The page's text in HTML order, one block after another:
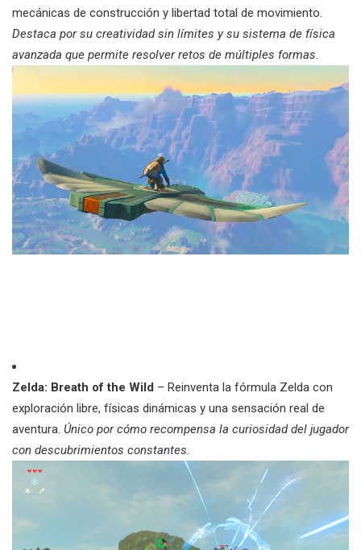
mecánicas de construcción y libertad total de movimiento.
Destaca por su creatividad sin límites y su sistema de física
avanzada que permite resolver retos de múltiples formas.
Zelda: Breath of the Wild – Reinventa la fórmula Zelda con
exploración libre, físicas dinámicas y una sensación real de
aventura. Único por cómo recompensa la curiosidad del jugador
con descubrimientos constantes.